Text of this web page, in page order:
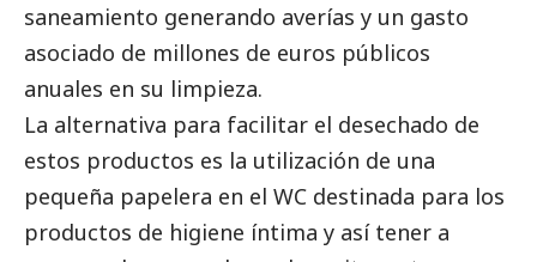
saneamiento generando averías y un gasto
asociado de millones de euros públicos
anuales en su limpieza.
La alternativa para facilitar el desechado de
estos productos es la utilización de una
pequeña papelera en el WC destinada para los
productos de higiene íntima y así tener a